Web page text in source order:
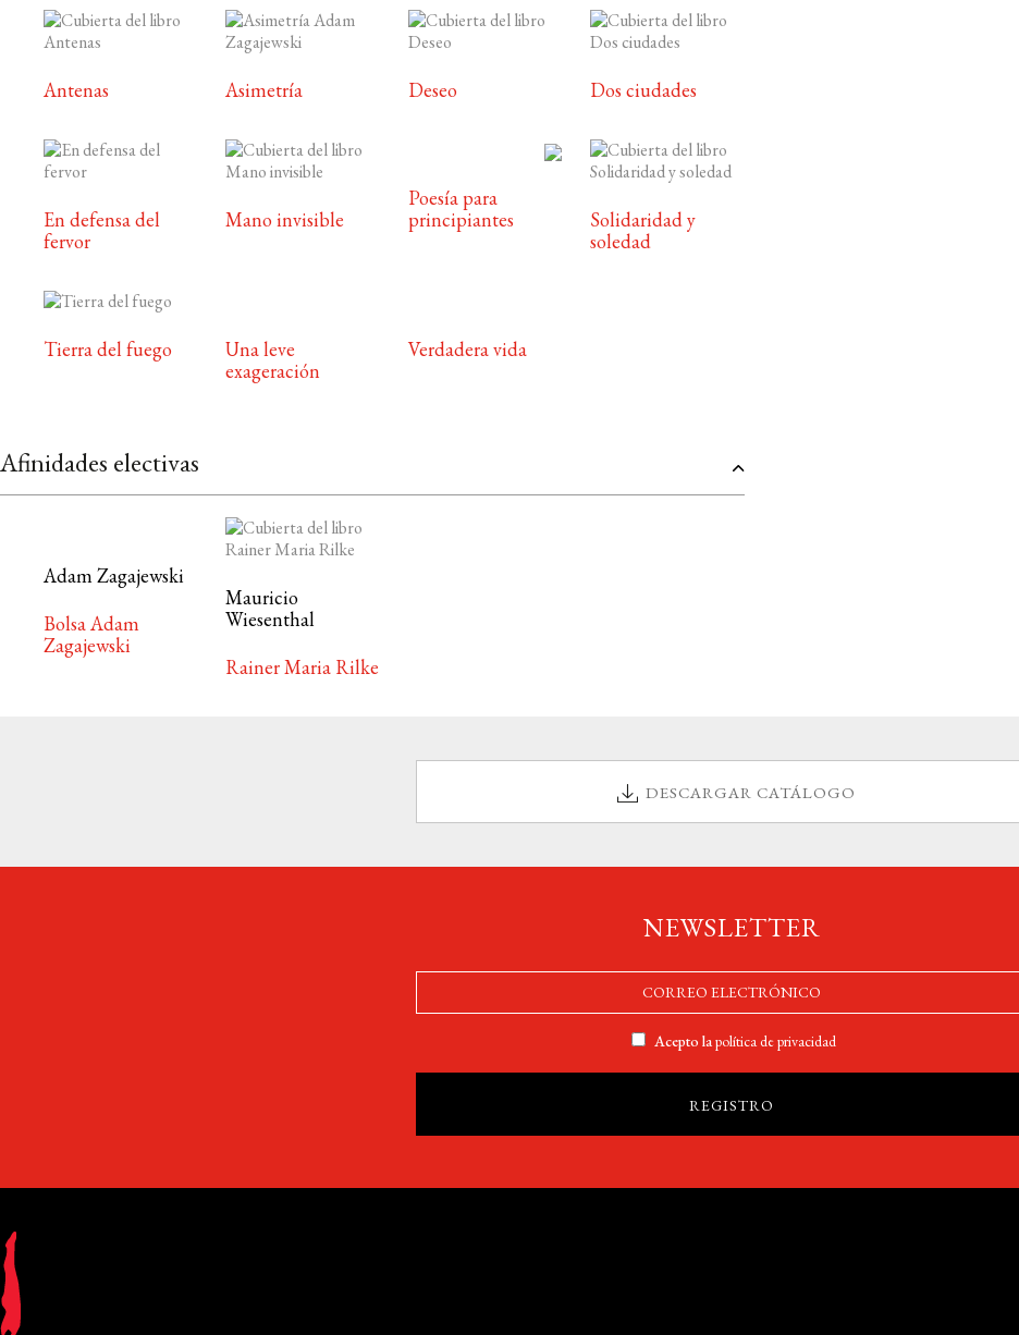
Antenas Asimetría Deseo Dos ciudades
En defensa del
fervor
Mano invisible
Poesía para
principiantes
Solidaridad y
soledad
Tierra del fuego
Una leve
exageración
Verdadera vida
Afinidades electivas
Adam Zagajewski
Bolsa Adam
Zagajewski
Mauricio
Wiesenthal
Rainer Maria Rilke
DESCARGAR CATÁLOGO
NEWSLETTER
Acepto lapolítica de privacidad